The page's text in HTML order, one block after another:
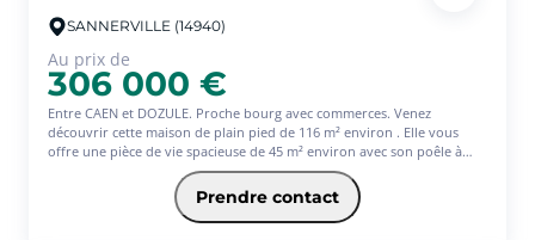
SANNERVILLE (14940)
Au prix de
306 000 €
Entre CAEN et DOZULE. Proche bourg avec commerces. Venez
découvrir cette maison de plain pied de 116 m² environ . Elle vous
offre une pièce de vie spacieuse de 45 m² environ avec son poêle à
bois, sa cuisine ouverte, son arrière cuisine et son accès à une terrasse
couverte. Un dégagement vous emmène aux 3 chambres, à la salle de
bains et à un wc. Un jardin de 2 400 m² environ avec un carport et un
abri de jardin. A VISITER.
Prendre contact